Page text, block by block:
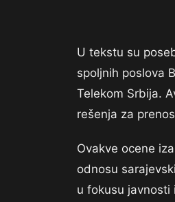
U tekstu su
spoljnih poslova
Telekom Srbija.
rešenja za
Ovakve ocene
odnosu
u fokusu javnosti